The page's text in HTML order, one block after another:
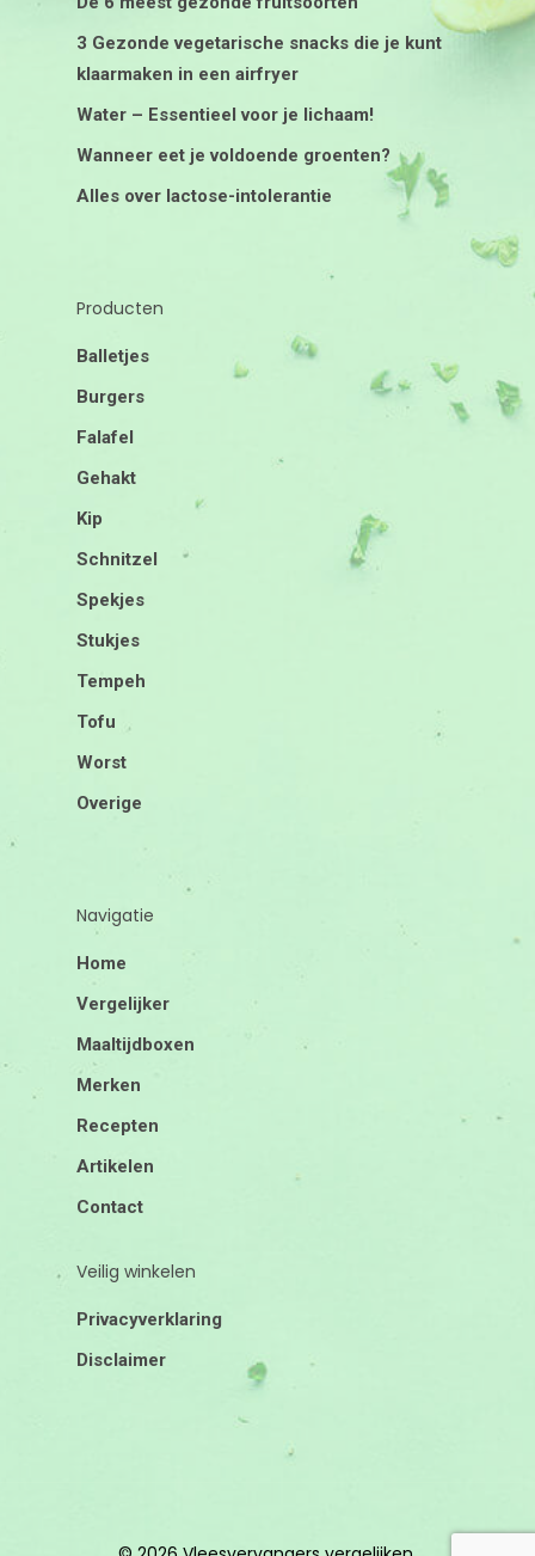
3 Gezonde vegetarische snacks die je kunt
klaarmaken in een airfryer
Water – Essentieel voor je lichaam!
Wanneer eet je voldoende groenten?
Alles over lactose-intolerantie
Producten
Balletjes
Burgers
Falafel
Gehakt
Kip
Schnitzel
Spekjes
Stukjes
Tempeh
Tofu
Worst
Overige
Navigatie
Home
Vergelijker
Maaltijdboxen
Merken
Recepten
Artikelen
Contact
Veilig winkelen
Privacyverklaring
Disclaimer